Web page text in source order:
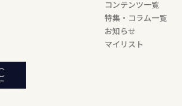
コンテンツ一覧
特集・コラム一覧
お知らせ
マイリスト